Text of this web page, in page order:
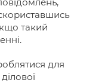
такий
для